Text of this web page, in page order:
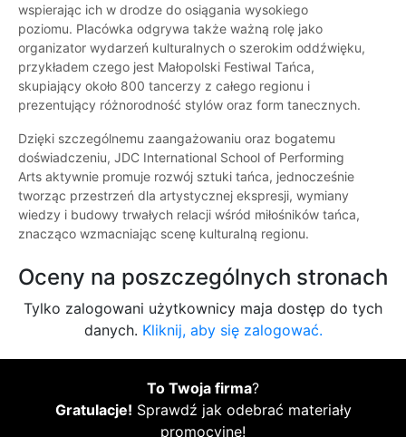
wspierając ich w drodze do osiągania wysokiego
poziomu. Placówka odgrywa także ważną rolę jako
organizator wydarzeń kulturalnych o szerokim oddźwięku,
przykładem czego jest Małopolski Festiwal Tańca,
skupiający około 800 tancerzy z całego regionu i
prezentujący różnorodność stylów oraz form tanecznych.
Dzięki szczególnemu zaangażowaniu oraz bogatemu
doświadczeniu, JDC International School of Performing
Arts aktywnie promuje rozwój sztuki tańca, jednocześnie
tworząc przestrzeń dla artystycznej ekspresji, wymiany
wiedzy i budowy trwałych relacji wśród miłośników tańca,
znacząco wzmacniając scenę kulturalną regionu.
Oceny na poszczególnych stronach
Tylko zalogowani użytkownicy maja dostęp do tych
danych. Kliknij, aby się zalogować.
To Twoja firma?
Gratulacje! Sprawdź jak odebrać materiały
promocyjne!